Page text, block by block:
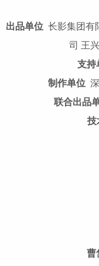
出品单位 长影集团有
司 王
支持
制作单位
联合出品
技
曹